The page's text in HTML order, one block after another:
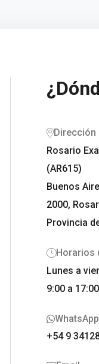
Dirección
Rosario
(AR615)
Buenos
2000,
Provincia
Horarios
Lunes a
9:00 a 17:00
WhatsApp
+54 9